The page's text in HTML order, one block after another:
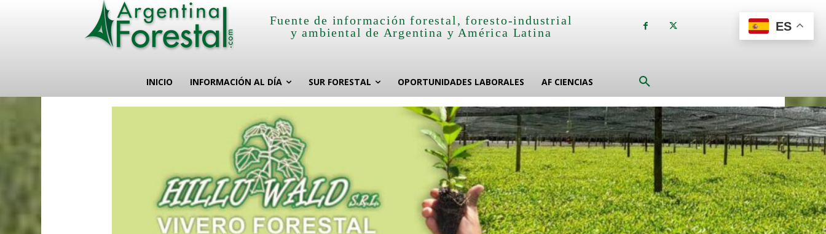
Fuente de información forestal, foresto-industrial
y ambiental de Argentina y América Latina
INICIO INFORMACIÓN AL DÍA SUR FORESTAL OPORTUNIDADES LABORALES AF CIENCIAS
ES